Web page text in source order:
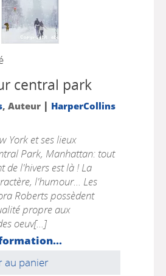
central park
, Auteur | HarperCollins
York et ses lieux
Park, Manhattan: tout
de l'hivers est là ! La
l'humour... Les
Roberts possèdent
propre aux
oeuv[...]
au panier